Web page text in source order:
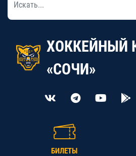
ХОККЕЙНЫЙ
«СОЧИ»
БИЛЕТЫ